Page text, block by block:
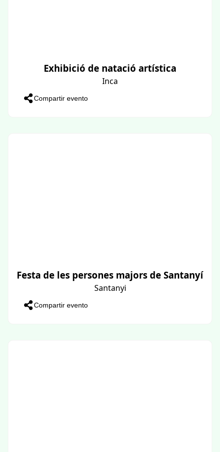
Exhibició de natació artística
Inca
Compartir evento
Festa de les persones majors de Santanyí
Santanyi
Compartir evento